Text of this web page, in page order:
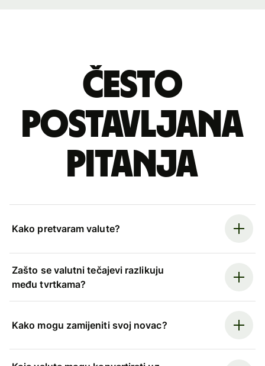
Često
postavljana
pitanja
Kako pretvaram valute?
Zašto se valutni tečajevi razlikuju
među tvrtkama?
Kako mogu zamijeniti svoj novac?